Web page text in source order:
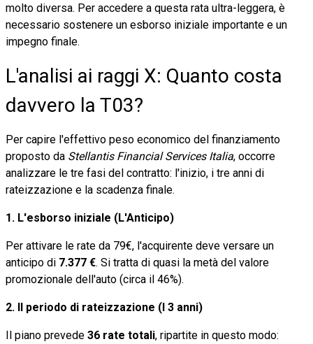
molto diversa. Per accedere a questa rata ultra-leggera, è
necessario sostenere un esborso iniziale importante e un
impegno finale.
L'analisi ai raggi X: Quanto costa
davvero la T03?
Per capire l'effettivo peso economico del finanziamento
proposto da Stellantis Financial Services Italia, occorre
analizzare le tre fasi del contratto: l'inizio, i tre anni di
rateizzazione e la scadenza finale.
1. L'esborso iniziale (L'Anticipo)
Per attivare le rate da 79€, l'acquirente deve versare un
anticipo di 7.377 €. Si tratta di quasi la metà del valore
promozionale dell'auto (circa il 46%).
2. Il periodo di rateizzazione (I 3 anni)
Il piano prevede 36 rate totali, ripartite in questo modo: